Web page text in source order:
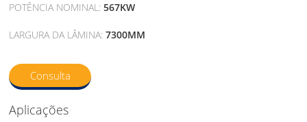
POTÊNCIA NOMINAL:567KW
LARGURA DA LÂMINA:7300MM
Consulta
Aplicações